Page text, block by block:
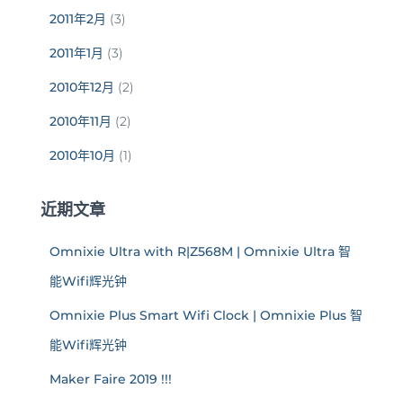
2011年2月 (3)
2011年1月 (3)
2010年12月 (2)
2010年11月 (2)
2010年10月 (1)
近期文章
Omnixie Ultra with R|Z568M | Omnixie Ultra 智
能Wifi辉光钟
Omnixie Plus Smart Wifi Clock | Omnixie Plus 智
能Wifi辉光钟
Maker Faire 2019 !!!